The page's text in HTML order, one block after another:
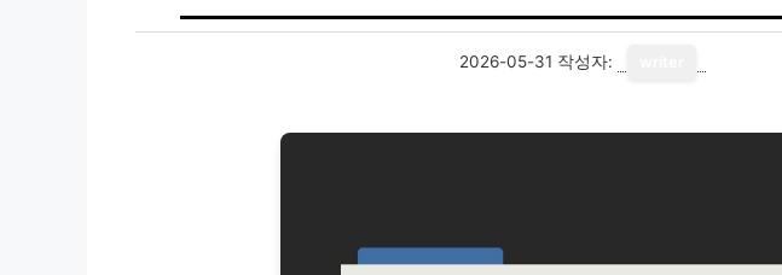
2026-05-31 작성자: